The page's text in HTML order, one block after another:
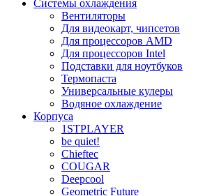
Системы охлаждения
Вентиляторы
Для видеокарт, чипсетов
Для процессоров AMD
Для процессоров Intel
Подставки для ноутбуков
Термопаста
Универсальные кулеры
Водяное охлаждение
Корпуса
1STPLAYER
be quiet!
Chieftec
COUGAR
Deepcool
Geometric Future